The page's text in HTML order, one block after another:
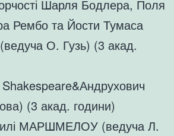
Шарля Бодлера, Поля
Рембо та Йости Тумаса
О. Гузь) (3 акад.
(3 акад. години)
МАРШМЕЛОУ (ведуча Л.